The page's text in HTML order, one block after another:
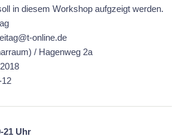
in diesem Workshop aufgzeigt werden.
online.de
/ Hagenweg 2a
12
21 Uhr